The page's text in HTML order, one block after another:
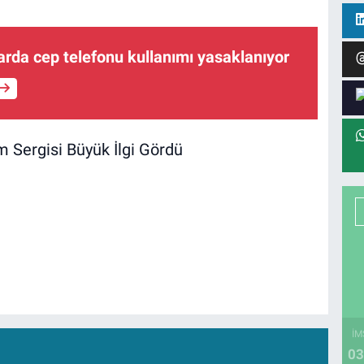
cep telefonu kullanımı yasaklanıyor